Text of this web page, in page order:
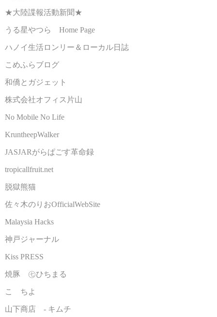
★大陸諜報活動新聞★
うる星やつら Home Page
ハノイ生活ロンリー＆ローカル日誌
こめふらブログ
和僑とガジェット
株式会社オフィス片山
No Mobile No Life
KruntheepWalker
JASJARがらぱごす革命録
tropicallfruit.net
脱獄熊猫
佐々木のりおOfficialWebSite
Malaysia Hacks
神戸ジャーナル
Kiss PRESS
焼豚 ㊆ひちまる
こゝちよ
山下商店 - キムチ